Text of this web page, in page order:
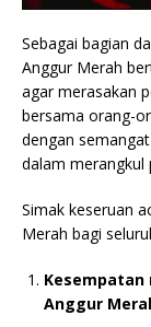
Sebagai bagian
Anggur Merah
agar merasakan
bersama orang-
dengan semangat
dalam merangkul
Simak keseruan
Merah bagi
Kesempatan
Anggur